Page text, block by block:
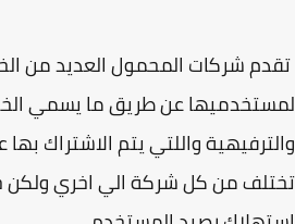
شركات المحمول العديد من
عن طريق ما يسمي
واللتي يتم الاشتراك بها
من كل شركة الي اخري ولكن